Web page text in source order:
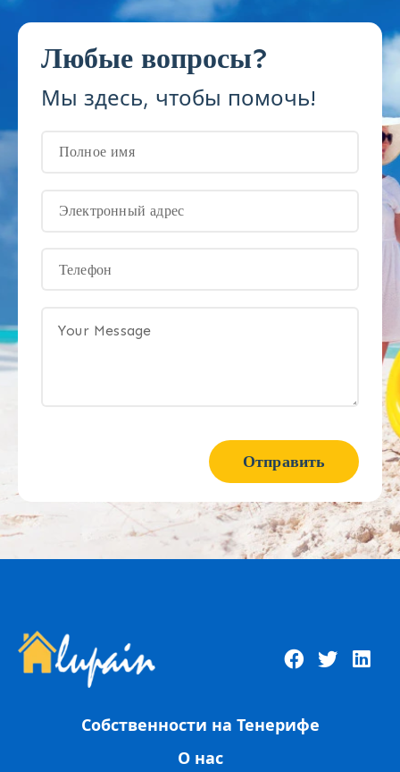
Любые вопросы?
Мы здесь, чтобы помочь!
Отправить
Собственности на Тенерифе
О нас